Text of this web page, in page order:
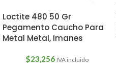
Loctite 480 50 Gr
Pegamento Caucho Para
Metal Metal, Imanes
$23,256 IVA incluido